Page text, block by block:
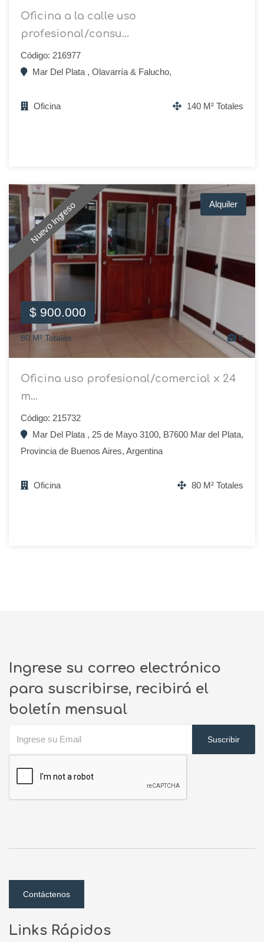
Oficina a la calle uso
profesional/consu...
Código: 216977
Mar Del Plata , Olavarría & Falucho,
Oficina 140 M² Totales
Nuevo Ingreso Alquiler
$ 900.000
80 M² Totales 6
Oficina uso profesional/comercial x 24
m...
Código: 215732
Mar Del Plata , 25 de Mayo 3100, B7600 Mar del Plata,
Provincia de Buenos Aires, Argentina
Oficina 80 M² Totales
Ingrese su correo electrónico
para suscribirse, recibirá el
boletín mensual
Suscribir
Contáctenos
Links Rápidos